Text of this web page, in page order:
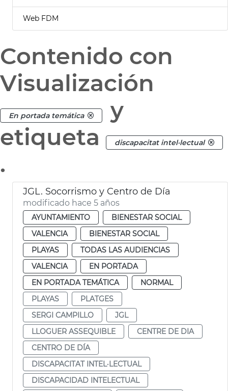
Web FDM
Contenido con
Visualización
En portada temática
y
etiqueta
discapacitat intel·lectual
.
JGL. Socorrismo y Centro de Día
modificado hace 5 años
AYUNTAMIENTO
BIENESTAR SOCIAL
VALENCIA
BIENESTAR SOCIAL
PLAYAS
TODAS LAS AUDIENCIAS
VALENCIA
EN PORTADA
EN PORTADA TEMÁTICA
NORMAL
PLAYAS
PLATGES
SERGI CAMPILLO
JGL
LLOGUER ASSEQUIBLE
CENTRE DE DIA
CENTRO DE DÍA
DISCAPACITAT INTEL·LECTUAL
DISCAPACIDAD INTELECTUAL